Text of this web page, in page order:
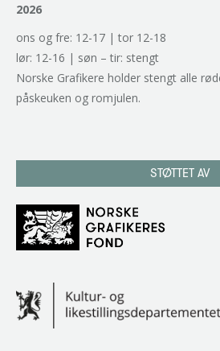
2026
ons og fre: 12-17 | tor 12-18
lør: 12-16 | søn – tir: stengt
Norske Grafikere holder stengt alle
påskeuken og romjulen.
STØTTET AV